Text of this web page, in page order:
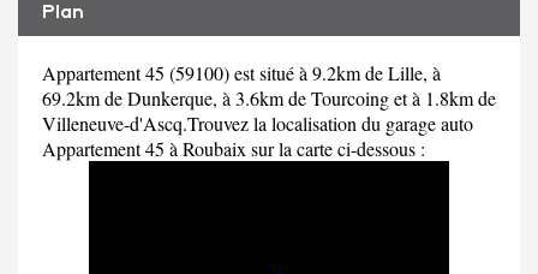
Plan
Appartement 45 (59100) est situé à 9.2km de Lille, à
69.2km de Dunkerque, à 3.6km de Tourcoing et à 1.8km de
Villeneuve-d'Ascq.Trouvez la localisation du garage auto
Appartement 45 à Roubaix sur la carte ci-dessous :